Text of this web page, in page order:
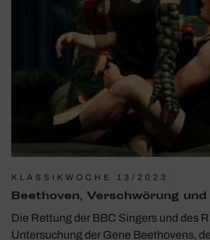
KLASSIKWOCHE 13/2023
Beet­hoven, Verschwö­rung
Die Rettung der BBC Singers und des
Untersuchung der Gene Beethovens,